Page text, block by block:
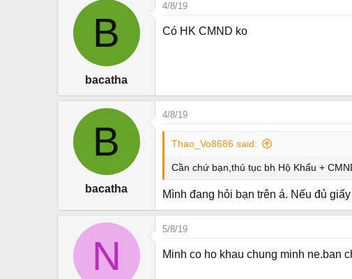
B
bacatha
4/8/19
Có HK CMND ko
B
bacatha
4/8/19
Thao_Vo8686 said:
Cần chứ bạn,thủ tục bh Hộ Khẩu +
Mình đang hỏi bạn trên á. Nếu đủ
N
5/8/19
Minh co ho khau chung minh ne.ban